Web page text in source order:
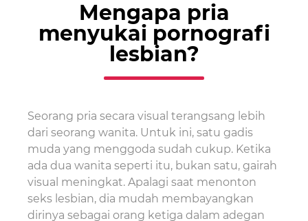
Mengapa pria
menyukai pornografi
lesbian?
Seorang pria secara visual terangsang lebih
dari seorang wanita. Untuk ini, satu gadis
muda yang menggoda sudah cukup. Ketika
ada dua wanita seperti itu, bukan satu, gairah
visual meningkat. Apalagi saat menonton
seks lesbian, dia mudah membayangkan
dirinya sebagai orang ketiga dalam adegan